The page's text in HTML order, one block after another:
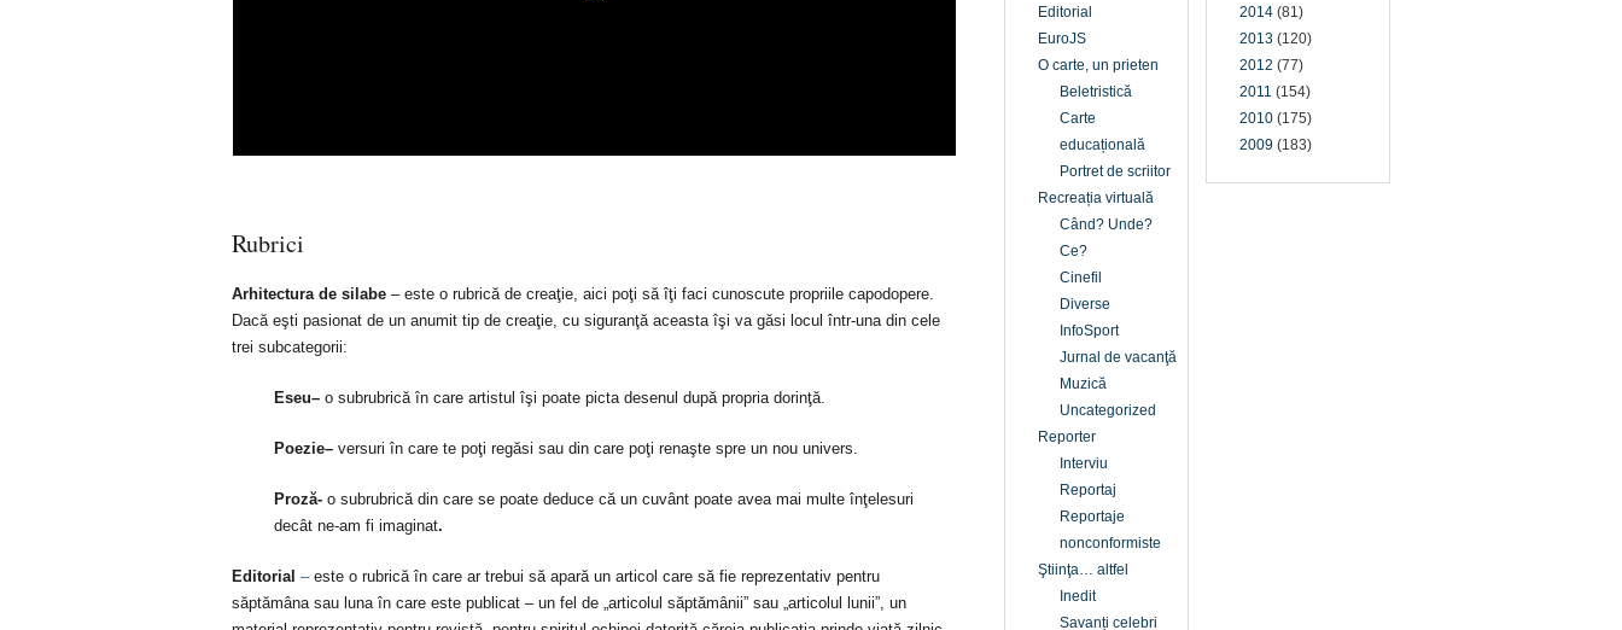
Rubrici
Arhitectura de silabe – este o rubrică de creaţie, aici poţi să îţi faci cunoscute propriile capodopere.
Dacă eşti pasionat de un anumit tip de creaţie, cu siguranţă aceasta îşi va găsi locul într-una din cele
trei subcategorii:
Eseu– o subrubrică în care artistul îşi poate picta desenul după propria dorinţă.
Poezie– versuri în care te poţi regăsi sau din care poţi renaşte spre un nou univers.
Proză- o subrubrică din care se poate deduce că un cuvânt poate avea mai multe înţelesuri
decât ne-am fi imaginat.
Editorial –este o rubrică în care ar trebui să apară un articol care să fie reprezentativ pentru
săptămâna sau luna în care este publicat – un fel de „articolul săptămânii” sau „articolul lunii”, un
2014 (81)
2013 (120)
2012 (77)
2011 (154)
2010 (175)
2009 (183)
Editorial
EuroJS
O carte, un prieten
Beletristică
Carte
educațională
Portret de scriitor
Recreația virtuală
Când? Unde?
Ce?
Cinefil
Diverse
InfoSport
Jurnal de vacanţă
Muzică
Uncategorized
Reporter
Interviu
Reportaj
Reportaje
nonconformiste
Ştiinţa… altfel
Inedit
Savanți celebri